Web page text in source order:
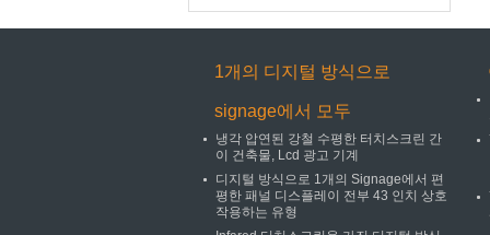
1개의 디지털 방식으로
signage에서 모두
냉각 압연된 강철 수평한 터치스크린 간
이 건축물, Lcd 광고 기계
디지털 방식으로 1개의 Signage에서 편
평한 패널 디스플레이 전부 43 인치 상호
작용하는 유형